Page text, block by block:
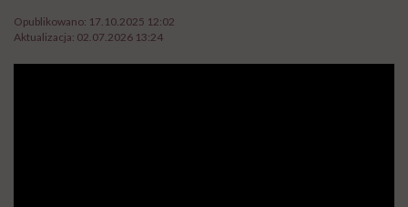
Opublikowano: 17.10.2025 12:02
Aktualizacja: 02.07.2026 13:24